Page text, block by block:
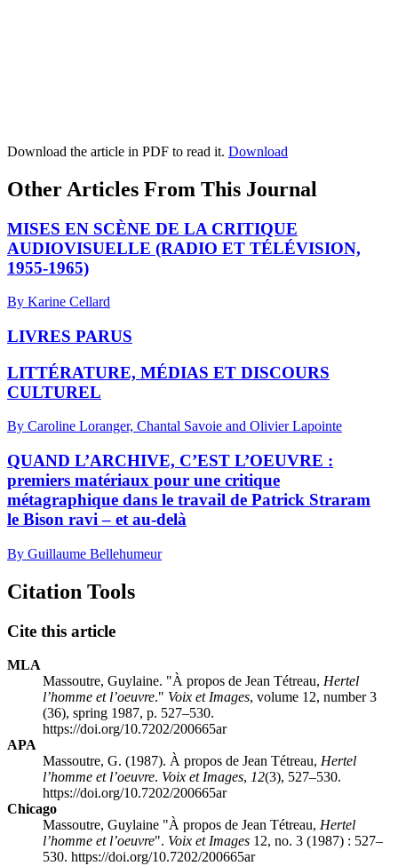
Download the article in PDF to read it. Download
Other Articles From This Journal
MISES EN SCÈNE DE LA CRITIQUE
AUDIOVISUELLE (RADIO ET TÉLÉVISION,
1955-1965)
By Karine Cellard
LIVRES PARUS
LITTÉRATURE, MÉDIAS ET DISCOURS
CULTUREL
By Caroline Loranger, Chantal Savoie and Olivier Lapointe
QUAND L’ARCHIVE, C’EST L’OEUVRE :
premiers matériaux pour une critique
métagraphique dans le travail de Patrick Straram
le Bison ravi – et au-delà
By Guillaume Bellehumeur
Citation Tools
Cite this article
MLA
Massoutre, Guylaine. "À propos de Jean Tétreau, Hertel
l’homme et l’oeuvre." Voix et Images, volume 12, number 3
(36), spring 1987, p. 527–530.
https://doi.org/10.7202/200665ar
APA
Massoutre, G. (1987). À propos de Jean Tétreau, Hertel
l’homme et l’oeuvre. Voix et Images, 12(3), 527–530.
https://doi.org/10.7202/200665ar
Chicago
Massoutre, Guylaine "À propos de Jean Tétreau, Hertel
l’homme et l’oeuvre". Voix et Images 12, no. 3 (1987) : 527–
530. https://doi.org/10.7202/200665ar